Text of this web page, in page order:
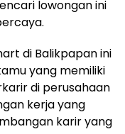
lowongan ini
di Balikpapan ini
yang memiliki
di perusahaan
kerja yang
karir yang